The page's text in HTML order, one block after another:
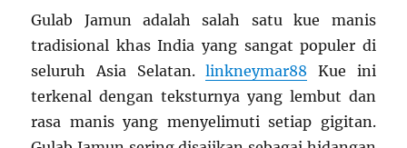
Gulab Jamun adalah salah satu kue manis
tradisional khas India yang sangat populer di
seluruh Asia Selatan.linkneymar88 Kue ini
terkenal dengan teksturnya yang lembut dan
rasa manis yang menyelimuti setiap gigitan.